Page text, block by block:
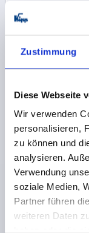
Zustimmung
Diese Webseite
Wir verwenden
personalisieren,
zu können und
analysieren.
Verwendung
soziale Medien,
Partner führen
weiteren Daten
zzgl. MwSt.
zzgl. Versandkosten
FORM:K
GEWINDE=M6